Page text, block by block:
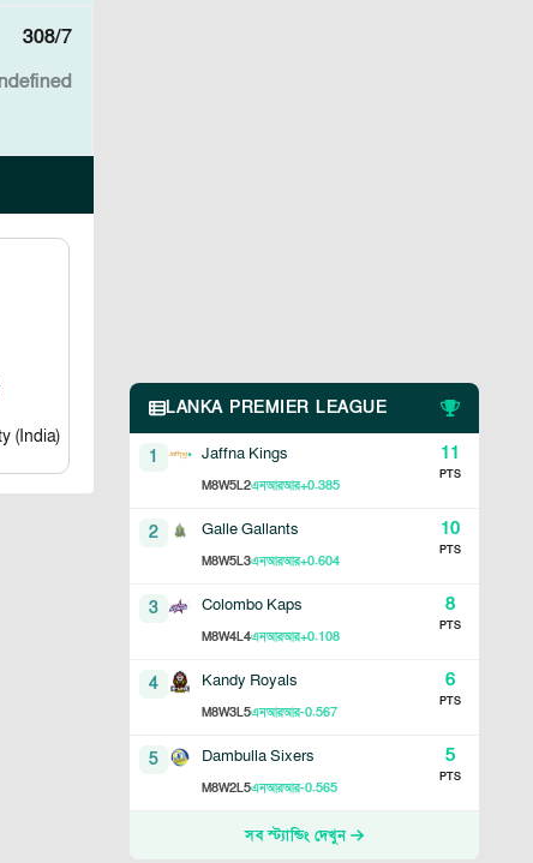
308/7
(India)
LANKA PREMIER LEAGUE
1 Jaffna Kings
M8W5L2এনআরআর+0.385
11
PTS
2 Galle Gallants
M8W5L3এনআরআর+0.604
10
PTS
3 Colombo Kaps
M8W4L4এনআরআর+0.108
8
PTS
4 Kandy Royals
M8W3L5এনআরআর-0.567
6
PTS
5 Dambulla Sixers
M8W2L5এনআরআর-0.565
5
PTS
সব স্ট্যান্ডিং দেখুন